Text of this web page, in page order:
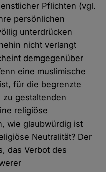
Pflichten (vgl.
persönlichen
unterdrücken
nicht verlangt
demgegenüber
eine muslimische
für die begrenzte
gestaltenden
religiöse
wie glaubwürdig ist
Neutralität? Der
das Verbot des